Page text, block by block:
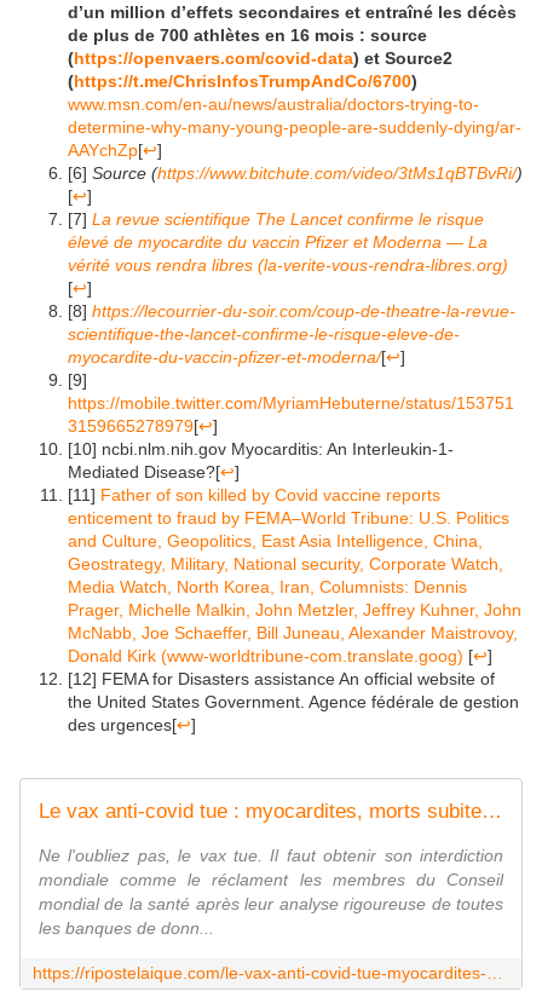
d’un million d’effets secondaires et entraîné les décès
de plus de 700 athlètes en 16 mois : source
(https://openvaers.com/covid-data) et Source2
(https://t.me/ChrisInfosTrumpAndCo/6700)
www.msn.com/en-au/news/australia/doctors-trying-to-
determine-why-many-young-people-are-suddenly-dying/ar-
AAYchZp[↩]
[6] Source (https://www.bitchute.com/video/3tMs1qBTBvRi/)
[↩]
[7] La revue scientifique The Lancet confirme le risque
élevé de myocardite du vaccin Pfizer et Moderna — La
vérité vous rendra libres (la-verite-vous-rendra-libres.org)
[↩]
[8] https://lecourrier-du-soir.com/coup-de-theatre-la-revue-
scientifique-the-lancet-confirme-le-risque-eleve-de-
myocardite-du-vaccin-pfizer-et-moderna/[↩]
[9]
https://mobile.twitter.com/MyriamHebuterne/status/153751
3159665278979[↩]
[10] ncbi.nlm.nih.gov Myocarditis: An Interleukin-1-
Mediated Disease?[↩]
[11] Father of son killed by Covid vaccine reports
enticement to fraud by FEMA–World Tribune: U.S. Politics
and Culture, Geopolitics, East Asia Intelligence, China,
Geostrategy, Military, National security, Corporate Watch,
Media Watch, North Korea, Iran, Columnists: Dennis
Prager, Michelle Malkin, John Metzler, Jeffrey Kuhner, John
McNabb, Joe Schaeffer, Bill Juneau, Alexander Maistrovoy,
Donald Kirk (www-worldtribune-com.translate.goog) [↩]
[12] FEMA for Disasters assistance An official website of
the United States Government. Agence fédérale de gestion
des urgences[↩]
Le vax anti-covid tue : myocardites, morts subites...
Ne l'oubliez pas, le vax tue. Il faut obtenir son interdiction
mondiale comme le réclament les membres du Conseil
mondial de la santé après leur analyse rigoureuse de toutes
les banques de donn...
https://ripostelaique.com/le-vax-anti-covid-tue-myocardites-morts-subites.html